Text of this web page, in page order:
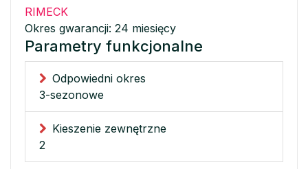
RIMECK
Okres gwarancji: 24 miesięcy
Parametry funkcjonalne
Odpowiedni okres
3-sezonowe
Kieszenie zewnętrzne
2